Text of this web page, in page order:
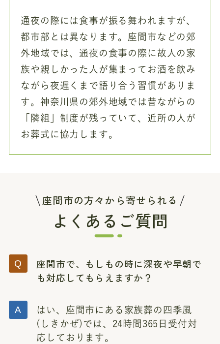
通夜の際には食事が振る舞われますが、
都市部とは異なります。座間市などの郊
外地域では、通夜の食事の際に故人の家
族や親しかった人が集まってお酒を飲み
ながら夜遅くまで語り合う習慣がありま
す。神奈川県の郊外地域では昔ながらの
「隣組」制度が残っていて、近所の人が
お葬式に協力します。
座間市の方々から寄せられる
よくあるご質問
座間市で、もしもの時に深夜や早朝で
も対応してもらえますか？
はい、座間市にある家族葬の四季風
(しきかぜ)では、24時間365日受付対
応しております。